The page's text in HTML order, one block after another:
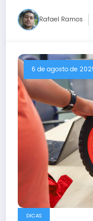
Rafael Ramos
6 de agosto de
DICAS